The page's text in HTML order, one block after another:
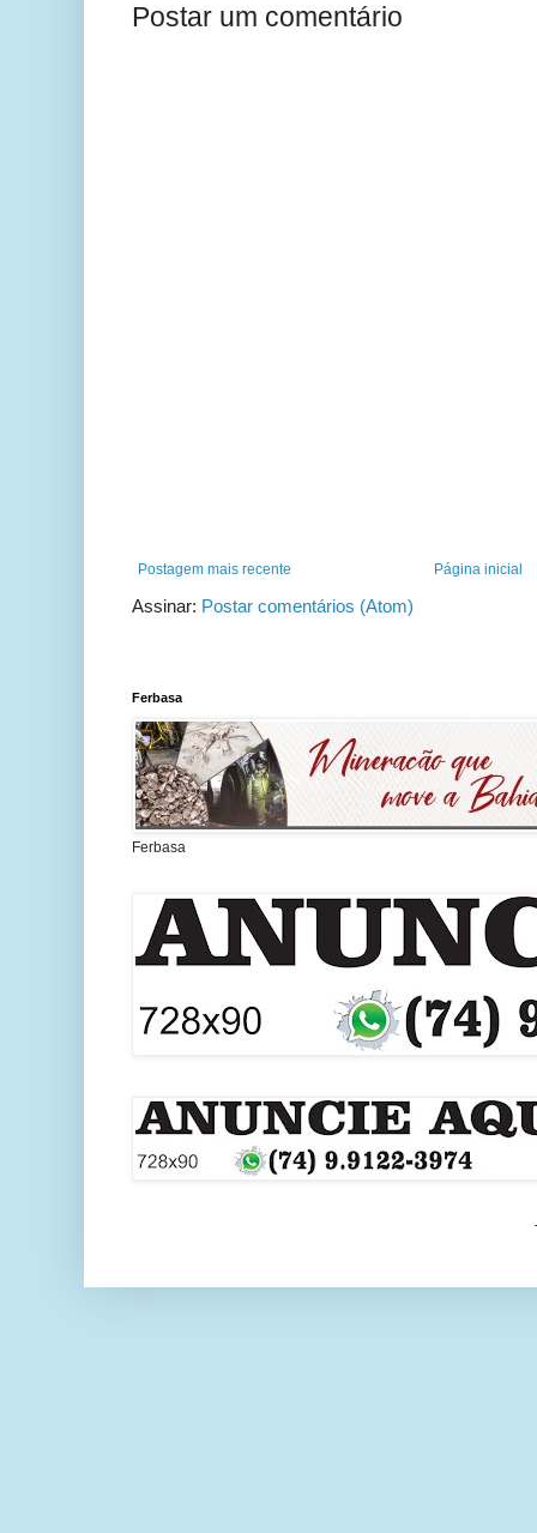
Postar um comentário
Postagem mais recente Página inicial
Assinar: Postar comentários (Atom)
Ferbasa
Ferbasa